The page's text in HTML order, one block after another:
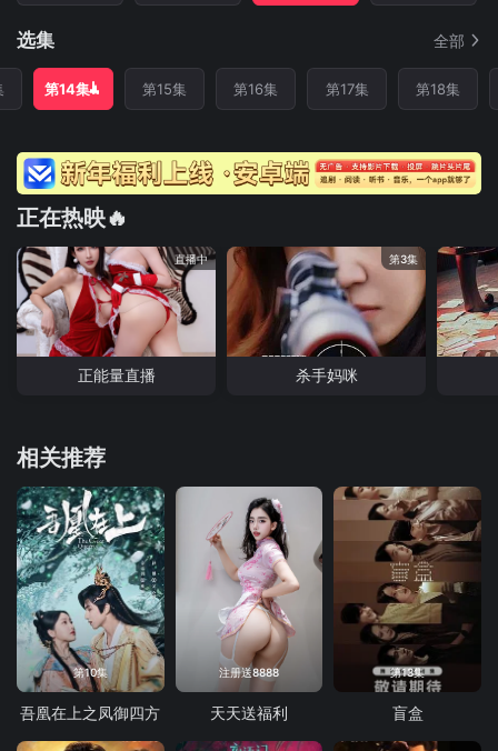
选集 全部
第14集 第15集 第16集 第17集 第18集
正在热映🔥
直播中
正能量直播
第3集
杀手妈咪
相关推荐
第10集
吾凰在上之凤御四方
注册送8888
天天送福利
第13集
盲盒